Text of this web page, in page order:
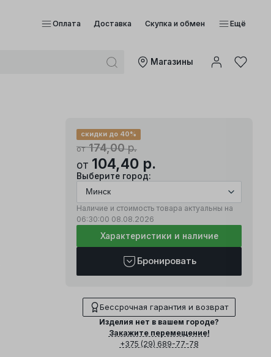
Оплата Доставка Скупка и обмен Ещё
Mагазины
от174,00р.
скидки до 40%
от 104,40 р.
Выберите город:
Наличие и стоимость товара актуальны на
06:30:00 08.08.2026
Характеристики и наличие
Бронировать
Бессрочная гарантия и возврат
Изделия нет в вашем городе?
Закажите перемещение!
+375 (29) 689-77-78